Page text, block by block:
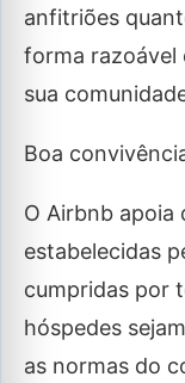
anfitriões
forma razoável
sua
Boa
O Airbnb apoia
estabelecidas
cumpridas por
hóspedes
as normas do